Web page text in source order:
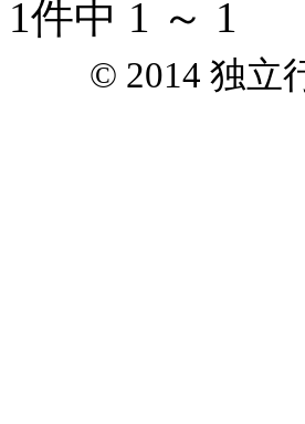
1件中 1 ～ 1
© 2014 独立